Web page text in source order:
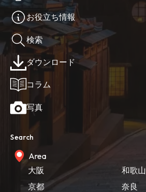
お役立ち情報
検索
ダウンロード
コラム
写真
Search
Area
大阪
京都
和歌山
奈良